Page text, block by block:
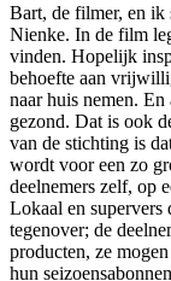
Bart, de filmer, en ik
Nienke. In de film
vinden. Hopelijk
behoefte aan
naar huis nemen.
gezond. Dat is ook
van de stichting is
wordt voor een zo
deelnemers zelf, op
Lokaal en supervers
tegenover; de
producten, ze
hun